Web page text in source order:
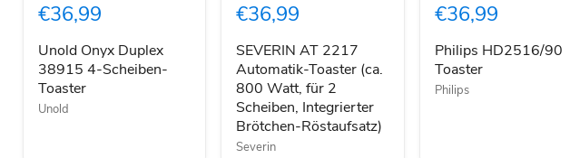
4-
Toaster
€36,99
Unold Onyx Duplex
38915 4-Scheiben-
Toaster
Unold
Toaster
800
Watt,
für
2
Scheiben,
Integrierter
Brötchen-
€36,99
SEVERIN AT 2217
Automatik-Toaster (ca.
800 Watt, für 2
Scheiben, Integrierter
Brötchen-Röstaufsatz)
Severin
€36,99
Philips HD2516/90
Toaster
Philips